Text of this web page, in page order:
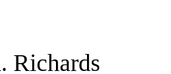
Richards